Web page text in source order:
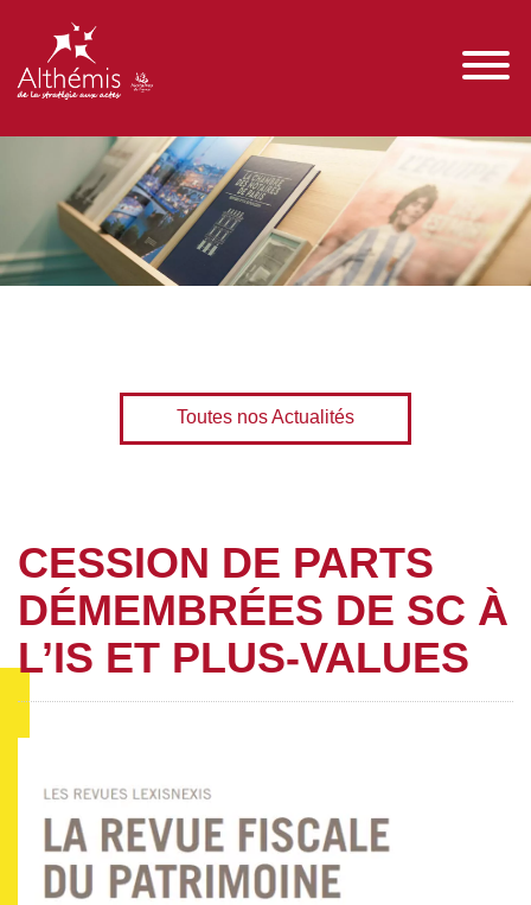
Toutes nos Actualités
CESSION DE PARTS
DÉMEMBRÉES DE SC À
L’IS ET PLUS-VALUES